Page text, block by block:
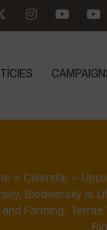
> Calendar –
, Biodiversity is
and Farming, Terrae